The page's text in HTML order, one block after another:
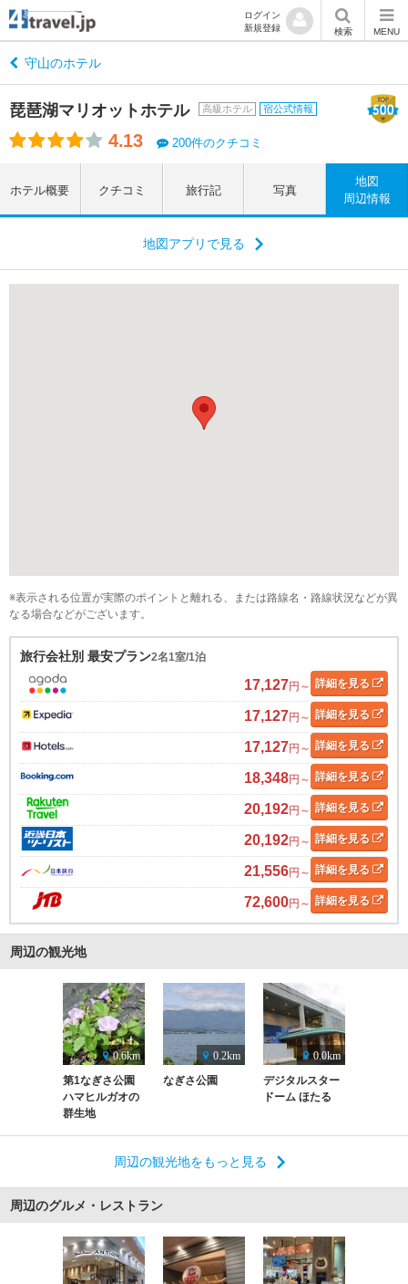
ログイン
新規登録
検索 MENU
守山のホテル
琵琶湖マリオットホテル 高級ホテル 宿公式情報
4.13 200件のクチコミ
ホテル概要 クチコミ 旅行記 写真
地図
周辺情報
地図アプリで見る
※表示される位置が実際のポイントと離れる、または路線名・路線状況などが異
なる場合などがございます。
旅行会社別 最安プラン2名1室/1泊
17,127円～ 詳細を見る
17,127円～ 詳細を見る
17,127円～ 詳細を見る
18,348円～ 詳細を見る
20,192円～ 詳細を見る
20,192円～ 詳細を見る
21,556円～ 詳細を見る
72,600円～ 詳細を見る
周辺の観光地
0.6km
第1なぎさ公園
ハマヒルガオの
群生地
0.2km
なぎさ公園
0.0km
デジタルスター
ドーム ほたる
周辺の観光地をもっと見る
周辺のグルメ・レストラン